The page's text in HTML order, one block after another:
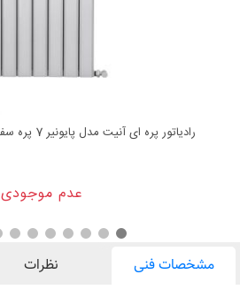
رادیاتور پره ای آنیت مدل پایونیر 7 پره سفید(تحویل 1 تا 5 روز) ...
عدم موجودی
مشخصات فنی نظرات